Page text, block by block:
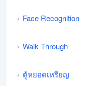
Face Recognition
Walk Through
ตู้หยอดเหรียญ